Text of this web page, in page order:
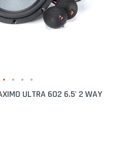
ULTRA 602 6.5' 2 WAY